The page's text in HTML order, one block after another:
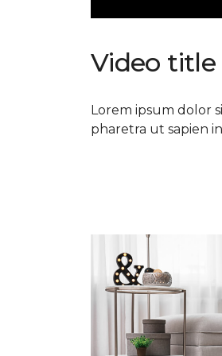
Video title
Lorem ipsum dolor
pharetra ut sapien